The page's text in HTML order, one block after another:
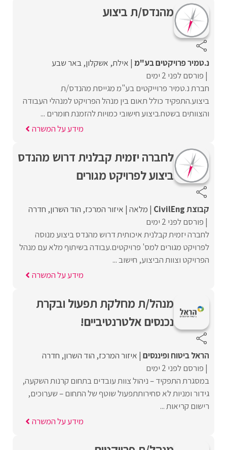
מהנדס/ת ביצוע
נ.טמיר פרויקטים בע"מ אילת אשקלון באר שבע
פורסם לפני 2 ימים
חברת נ.טמיר פרוייקטים בע"מ מגייסת מהנדס/ת
ביצוע.התפקיד כולל תאום בין מנהל הפרויקט למנהלי העבודה
והצוותים בשטח.ביצוע חישובי כמויות להזמנת חומרים ...
מידע על המשרה
לחברה יזמית קבלנית דרוש מהנדס
ביצוע לפרויקט מגורים
קבוצת CivilEng מלאה איזור המרכז הוד השרון חדרה
פורסם לפני 2 ימים
לחברה יזמית קבלנית איכותית דרוש מהנדס ביצוע מנוסה
לפרויקט מגורים למס' פרויקטים.עבודה בשיתוף מלא עם מנהל
הפרויקט וצוות הביצוע, חישוב ...
מידע על המשרה
מנהל/ת מחלקת תפעול ובקרת
נכנסים אלטרנטיביים!
הראל ביטוח ופיננסים איזור המרכז הוד השרון חדרה
פורסם לפני 2 ימים
במסגרת התפקיד – ניהול צוות עובדים בתחום קרנות השקעה,
גידור ומניות לא סחירותתפעול שוטף של התחום – שערוכים,
רישום קריאות ...
מידע על המשרה